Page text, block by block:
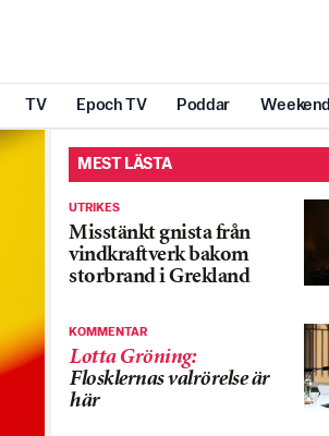
TV Epoch TV Poddar Weekend
MEST LÄSTA
UTRIKES
Misstänkt gnista från
vindkraftverk bakom
storbrand i Grekland
KOMMENTAR
Lotta Gröning:
Flosklernas valrörelse är
här